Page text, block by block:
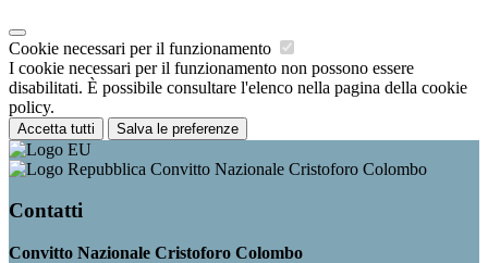
Cookie necessari per il funzionamento
I cookie necessari per il funzionamento non possono essere
disabilitati. È possibile consultare l'elenco nella pagina della cookie
policy.
Accetta tutti Salva le preferenze
Convitto Nazionale Cristoforo Colombo
Contatti
Convitto Nazionale Cristoforo Colombo